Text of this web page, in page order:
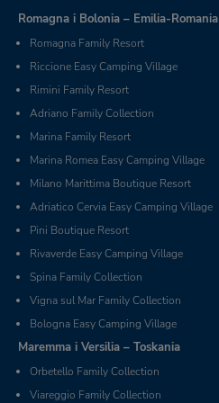
Romagna i Bolonia – Emilia-Romania
Romagna Family Resort
Riccione Easy Camping Village
Rimini Family Resort
Adriano Family Collection
Marina Family Resort
Marina Romea Easy Camping Village
Milano Marittima Boutique Resort
Adriatico Cervia Easy Camping Village
Pini Boutique Resort
Rivaverde Easy Camping Village
Spina Family Collection
Vigna sul Mar Family Collection
Bologna Easy Camping Village
Maremma i Versilia – Toskania
Orbetello Family Collection
Viareggio Family Collection